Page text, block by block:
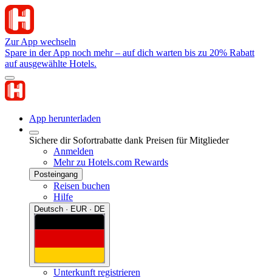
Zur App wechseln
Spare in der App noch mehr – auf dich warten bis zu 20% Rabatt
auf ausgewählte Hotels.
App herunterladen
Sichere dir Sofortrabatte dank Preisen für Mitglieder
Anmelden
Mehr zu Hotels.com Rewards
Posteingang
Reisen buchen
Hilfe
Deutsch · EUR · DE
Unterkunft registrieren